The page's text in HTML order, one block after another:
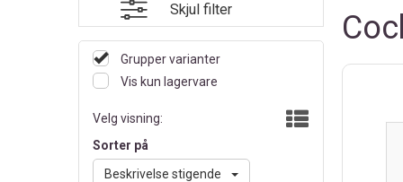
Skjul filter
Grupper varianter
Vis kun lagervare
Velg visning:
Sorter på
Beskrivelse stigende